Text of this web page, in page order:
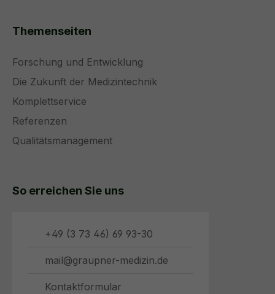
Themenseiten
Forschung und Entwicklung
Die Zukunft der Medizintechnik
Komplettservice
Referenzen
Qualitätsmanagement
So erreichen Sie uns
+49 (3 73 46) 69 93-30
mail@graupner-medizin.de
Kontaktformular